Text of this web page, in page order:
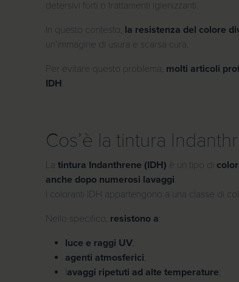
detersivi forti o trattamenti igienizzanti.
In questo contesto, la resistenza del colore
un’immagine di usura e scarsa cura.
Per evitare questo problema, molti articoli
IDH.
Cos’è la tintura
La tintura Indanthrene (IDH) è un tipo di
anche dopo numerosi lavaggi.
I coloranti IDH appartengono a una classe di
Nello specifico, resistono a:
luce e raggi UV;
agenti atmosferici;
avaggi ripetuti ad alte temperature;